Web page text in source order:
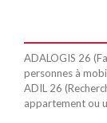
ADALOGIS 26
personnes à
ADIL 26
appartement ou